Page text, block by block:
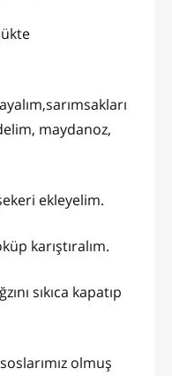
maydanoz,
ekleyelim.
karıştıralım.
sıkıca kapatıp
olmuş